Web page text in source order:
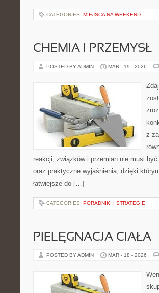
CATEGORIES: MIEJSCA NA WEEKEND
CHEMIA I PRZEMYSŁ
POSTED BY ADMIN MAR - 19 - 2026
z
reakcji, związków i przemian nie musi
oraz praktyczne wyjaśnienia, dzięki
łatwiejsze do […]
CATEGORIES: PORADNIKI I STRATEGIE
PIELĘGNACJA CIAŁA
POSTED BY ADMIN MAR - 18 - 2026